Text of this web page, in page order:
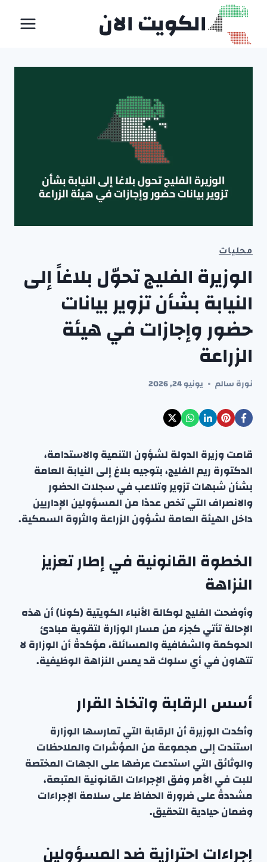
التجاوز
المحتوى
الكويت الان
محليات
الوزيرة الفليج تحوّل بلاغاً إلى
النيابة بشأن تزوير بيانات
حضور وإجازات في هيئة
الزراعة
نورة سالم يونيو 24, 2026
قامت وزيرة الدولة لشؤون التنمية والاستدامة،
الدكتورة ريم الفليج، بتوجيه بلاغ إلى النيابة العامة
بشأن شبهات تزوير وتلاعب في سجلات الحضور
والانصراف التي تخص عددًا من المسؤولين الإداريين
داخل الهيئة العامة لشؤون الزراعة والثروة السمكية.
الخطوة القانونية في إطار تعزيز
النزاهة
وأوضحت الفليج لوكالة الأنباء الكويتية (كونا) أن هذه
الإحالة تأتي كجزء من مسار الوزارة لتقوية مبادئ
الحوكمة والشفافية والمسائلة، مؤكدةً أن الوزارة لا
تتهاون في أي سلوك قد يمس النزاهة الوظيفية.
أسس الرقابة واتخاذ القرار
وأكدت الوزيرة أن الرقابة التي تمارسها الوزارة
استندت إلى مجموعة من المؤشرات والملاحظات
والوثائق التي استدعت عرضها على الجهات المختصة
للبت في الأمر وفق الإجراءات القانونية المتبعة،
مشددةً على ضرورة الحفاظ على سلامة الإجراءات
وضمان حيادية التحقيق.
إجراءات احترازية ضد المسؤولين